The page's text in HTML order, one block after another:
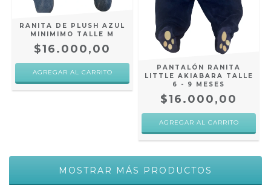
RANITA DE PLUSH AZUL
MINIMIMO TALLE M
$16.000,00
PANTALÓN RANITA
LITTLE AKIABARA TALLE
6 - 9 MESES
$16.000,00
MOSTRAR MÁS PRODUCTOS